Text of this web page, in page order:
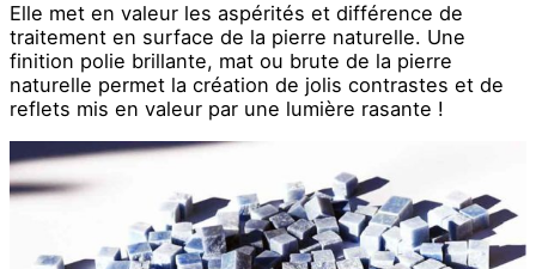
Elle met en valeur les aspérités et différence de
traitement en surface de la pierre naturelle. Une
finition polie brillante, mat ou brute de la pierre
naturelle permet la création de jolis contrastes et de
reflets mis en valeur par une lumière rasante !